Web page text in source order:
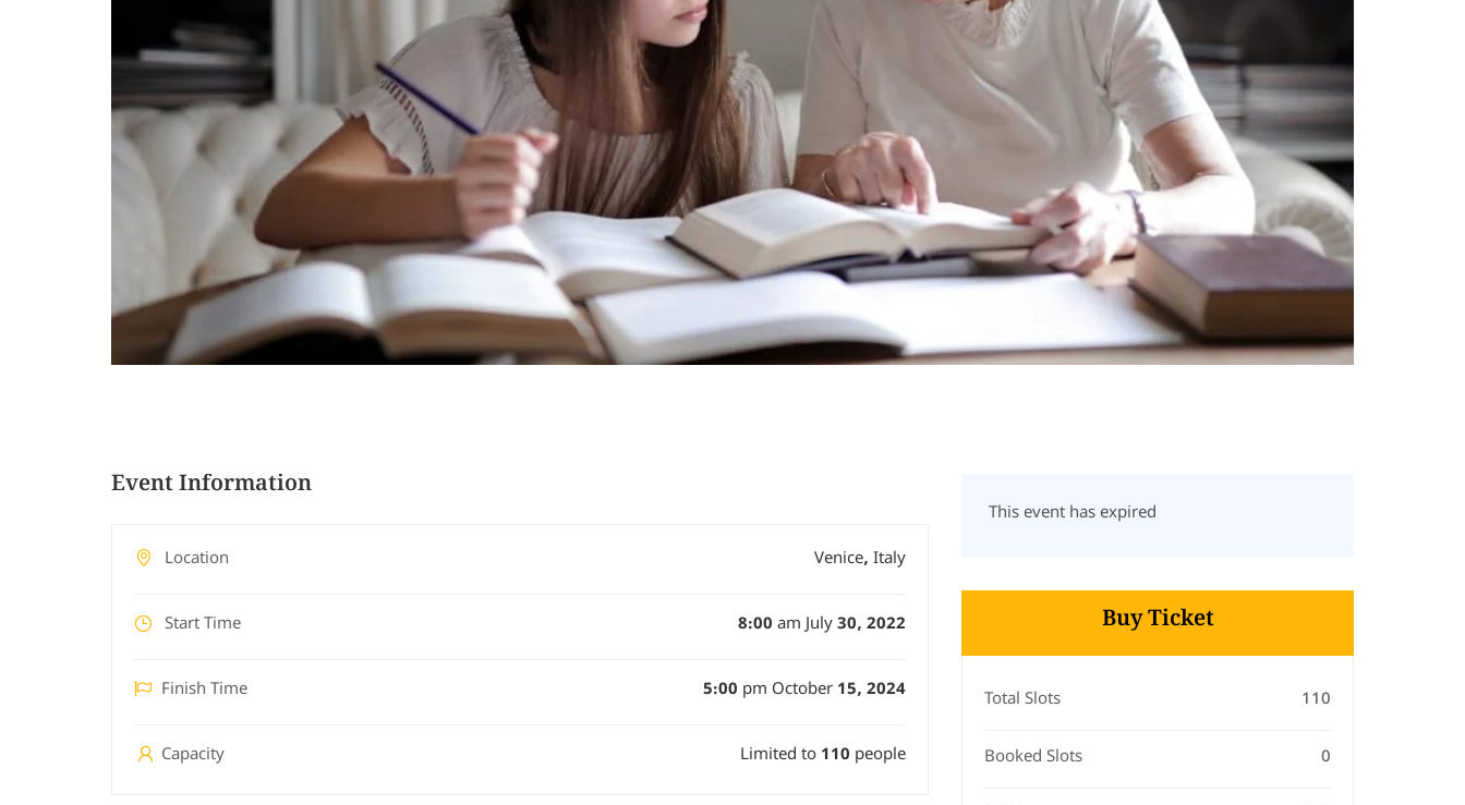
Event Information
Location Venice, Italy
Start Time 8:00 am July 30, 2022
Finish Time 5:00 pm October 15, 2024
Capacity Limited to 110 people
This event has expired
Buy Ticket
Total Slots 110
Booked Slots 0